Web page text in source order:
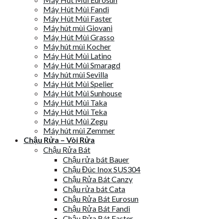
Máy Hút Mùi Fandi
Máy Hút Mùi Faster
Máy hút mùi Giovani
Máy Hút Mùi Grasso
Máy hút mùi Kocher
Máy Hút Mùi Latino
Máy Hút Mùi Smaragd
Máy hút mùi Sevilla
Máy Hút Mùi Spelier
Máy Hút Mùi Sunhouse
Máy Hút Mùi Taka
Máy Hút Mùi Teka
Máy Hút Mùi Zegu
Máy hút mùi Zemmer
Chậu Rửa – Vòi Rửa
Chậu Rửa Bát
Chậu rửa bát Bauer
Chậu Đúc Inox SUS304
Chậu Rửa Bát Canzy
Chậu rửa bát Cata
Chậu Rửa Bát Eurosun
Chậu Rửa Bát Fandi